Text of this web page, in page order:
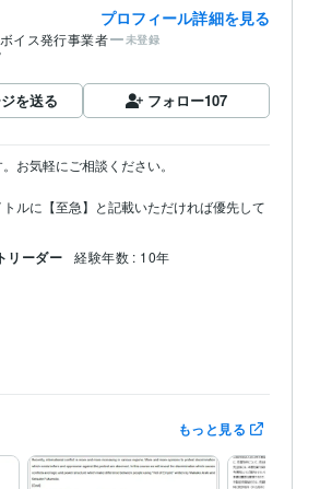
プロフィール詳細を見る
イス発行事業者 未登録
を送る フォロー107
お気軽にご相談ください。
ルに【至急】と記載いただければ優先して
リーダー 経験年数 : 10年
） 取得年 : 2019年
もっと見る